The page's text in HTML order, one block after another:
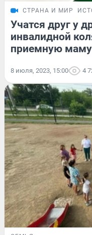
СТРАНА И МИР
Учатся друг у
инвалидной
приемную маму
8 июля, 2023, 15:00 4